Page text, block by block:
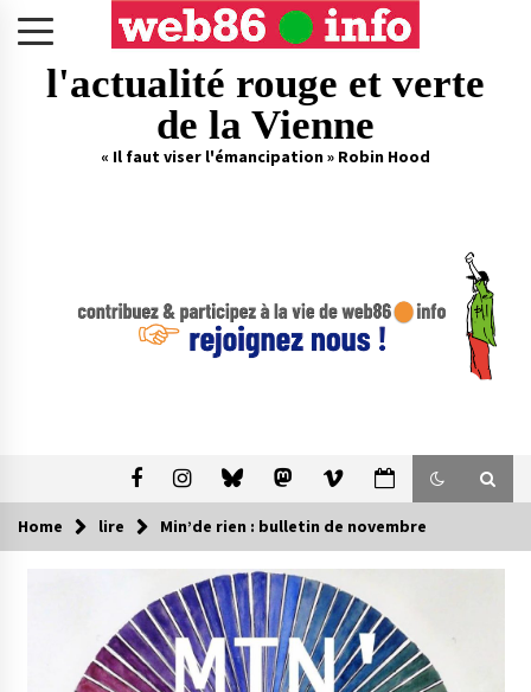
l'actualité rouge et verte
de la Vienne
« Il faut viser l'émancipation » Robin Hood
Home lire Min’de rien : bulletin de novembre